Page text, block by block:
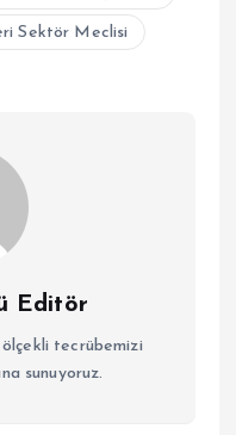
Sektör Meclisi
Editör
tecrübemizi
sunuyoruz.